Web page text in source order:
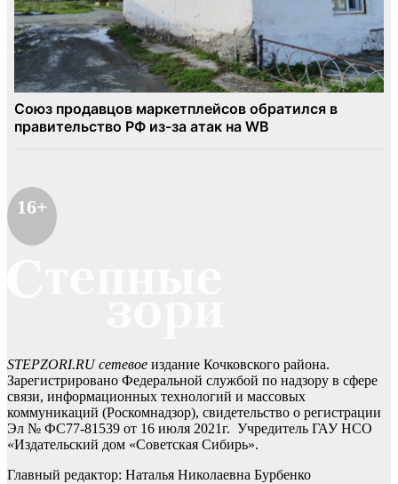
16+
STEPZORI.RU сетевое издание Кочковского района.
Зарегистрировано Федеральной службой по надзору в сфере
связи, информационных технологий и массовых
коммуникаций (Роскомнадзор), свидетельство о регистрации
Эл № ФС77-81539 от 16 июля 2021г. Учредитель ГАУ НСО
«Издательский дом «Советская Сибирь».
Главный редактор: Наталья Николаевна Бурбенко